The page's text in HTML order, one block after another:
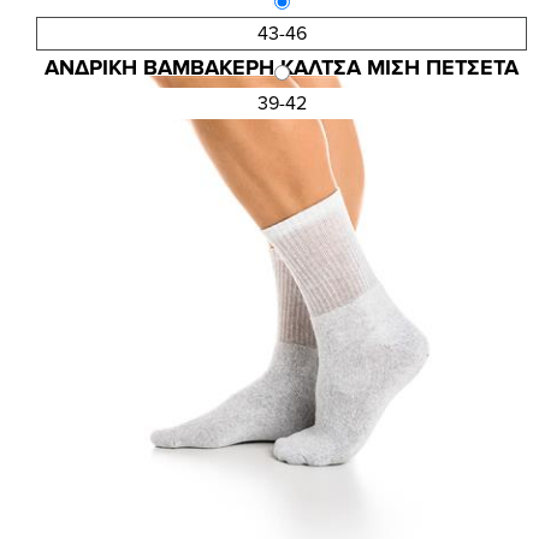
43-46
39-42
Κωδ.:4118
ΑΝΔΡΙΚΗ ΒΑΜΒΑΚΕΡΗ ΚΑΛΤΣΑ ΜΙΣΗ ΠΕΤΣΕΤΑ
4,20 € 3,15 €